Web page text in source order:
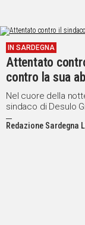
IN SARDEGNA
Attentato
contro la sua
Nel cuore della
sindaco di Desulo
Redazione Sardegna